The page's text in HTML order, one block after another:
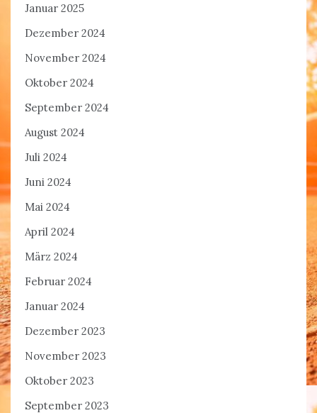
Januar 2025
Dezember 2024
November 2024
Oktober 2024
September 2024
August 2024
Juli 2024
Juni 2024
Mai 2024
April 2024
März 2024
Februar 2024
Januar 2024
Dezember 2023
November 2023
Oktober 2023
September 2023